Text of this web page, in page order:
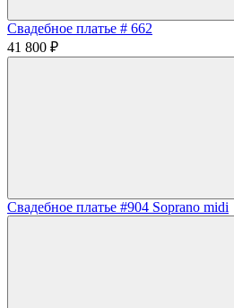
Свадебное платье # 662
41 800 ₽
Свадебное платье #904 Soprano midi